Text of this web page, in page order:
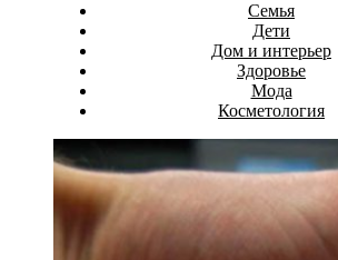
Семья
Дети
Дом и интерьер
Здоровье
Мода
Косметология